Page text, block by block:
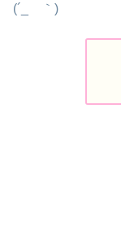
(´_ゝ｀)